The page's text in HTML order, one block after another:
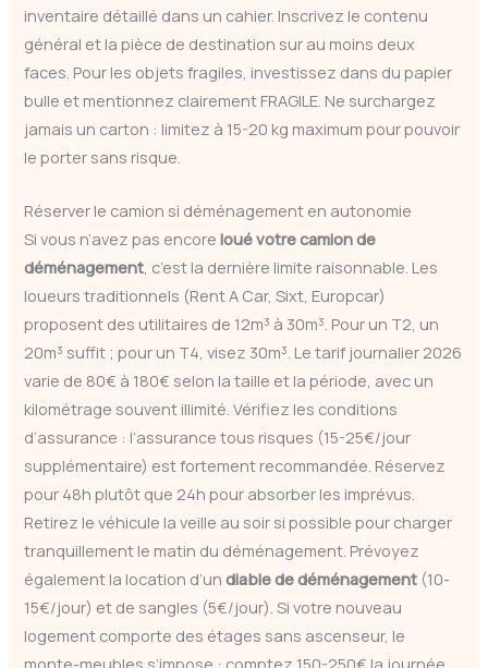
inventaire détaillé dans un cahier. Inscrivez le contenu
général et la pièce de destination sur au moins deux
faces. Pour les objets fragiles, investissez dans du papier
bulle et mentionnez clairement FRAGILE. Ne surchargez
jamais un carton : limitez à 15-20 kg maximum pour pouvoir
le porter sans risque.
Réserver le camion si déménagement en autonomie
Si vous n’avez pas encoreloué votre camion de
déménagement , c’est la dernière limite raisonnable. Les
loueurs traditionnels (Rent A Car, Sixt, Europcar)
proposent des utilitaires de 12m³ à 30m³. Pour un T2, un
20m³ suffit ; pour un T4, visez 30m³. Le tarif journalier 2026
varie de 80€ à 180€ selon la taille et la période, avec un
kilométrage souvent illimité. Vérifiez les conditions
d’assurance : l’assurance tous risques (15-25€/jour
supplémentaire) est fortement recommandée. Réservez
pour 48h plutôt que 24h pour absorber les imprévus.
Retirez le véhicule la veille au soir si possible pour charger
tranquillement le matin du déménagement. Prévoyez
également la location d’undiable de déménagement (10-
15€/jour) et de sangles (5€/jour). Si votre nouveau
logement comporte des étages sans ascenseur, le
monte-meubles s’impose : comptez 150-250€ la journée.